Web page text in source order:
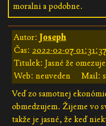
moralni a podobne.
Autor: Joseph
Čas: 2022-02-07
Titulek: Jasné že omezuje
Web: neuveden
Mail:
Veď zo samotnej
obmedzujem. Žijeme vo
takže je jasné, že keď